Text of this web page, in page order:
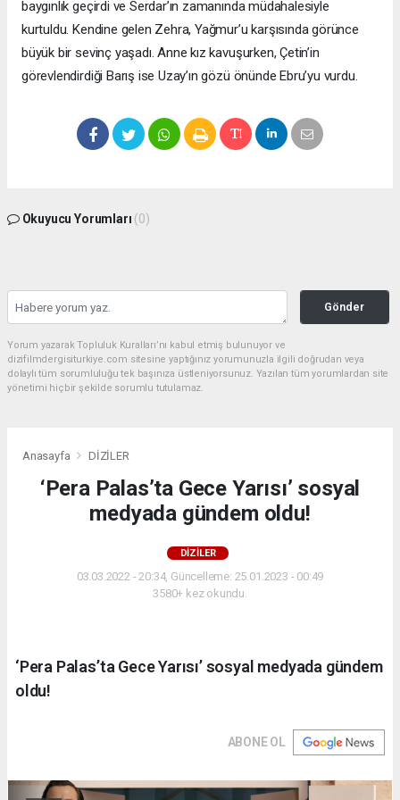
baygınlık geçirdi ve Serdar’ın zamanında müdahalesiyle
kurtuldu. Kendine gelen Zehra, Yağmur’u karşısında görünce
büyük bir sevinç yaşadı. Anne kız kavuşurken, Çetin’in
görevlendirdiği Barış ise Uzay’ın gözü önünde Ebru’yu vurdu.
Okuyucu Yorumları (0)
Gönder
Yorum yazarak Topluluk Kuralları’nı kabul etmiş bulunuyor ve
dizifilmdergisiturkiye.com sitesine yaptığınız yorumunuzla ilgili doğrudan veya
dolaylı tüm sorumluluğu tek başınıza üstleniyorsunuz. Yazılan tüm yorumlardan site
yönetimi hiçbir şekilde sorumlu tutulamaz.
Anasayfa DİZİLER
‘Pera Palas’ta Gece Yarısı’ sosyal
medyada gündem oldu!
DİZİLER
03.03.2022 - 20:34, Güncelleme: 25.01.2023 - 00:49
3580+ kez okundu.
‘Pera Palas’ta Gece Yarısı’ sosyal medyada gündem
oldu!
ABONE OL